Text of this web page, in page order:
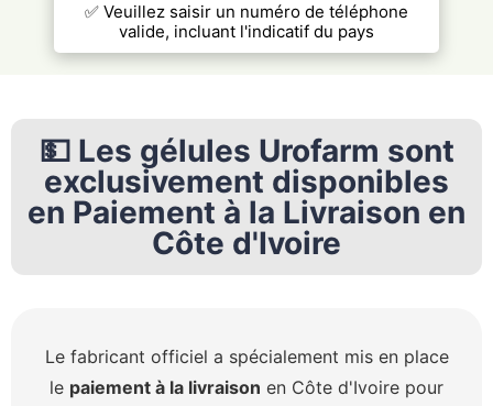
✅ Veuillez saisir un numéro de téléphone
valide, incluant l'indicatif du pays
💵 Les gélules Urofarm sont
exclusivement disponibles
en Paiement à la Livraison en
Côte d'Ivoire
Le fabricant officiel a spécialement mis en place
le paiement à la livraison en Côte d'Ivoire pour